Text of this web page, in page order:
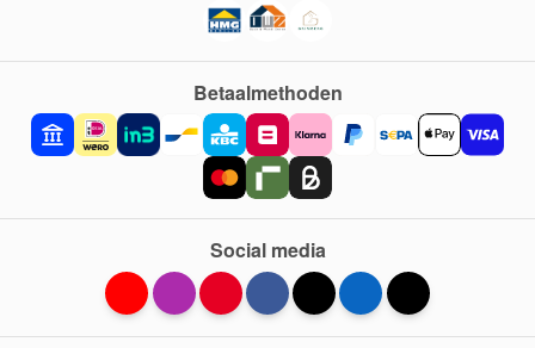
Betaalmethoden
Social media